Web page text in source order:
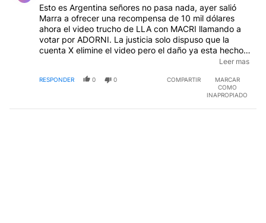
Esto es Argentina señores no pasa nada, ayer salió
Marra a ofrecer una recompensa de 10 mil dólares
ahora el video trucho de LLA con MACRI llamando a
votar por ADORNI. La justicia solo dispuso que la
cuenta X elimine el video pero el daño ya esta hecho.
Eso es un fraude electoral, hay que investigar, imputar
despues quieren ficha limpia, claro si la justicia contra
Leer mas
RESPONDER 0 0 COMPARTIR
MARCAR
COMO
INAPROPIADO